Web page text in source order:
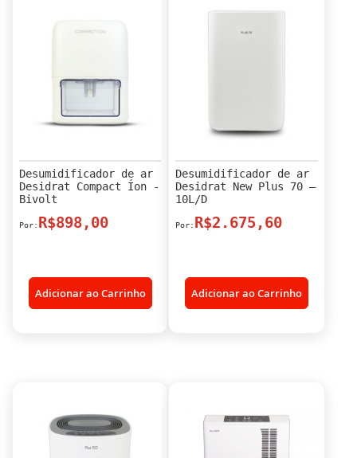
Desumidificador de ar
Desidrat Compact Íon -
Bivolt
R$898,00
Adicionar ao Carrinho
Desumidificador de ar
Desidrat New Plus 70 –
10L/D
R$2.675,60
Adicionar ao Carrinho